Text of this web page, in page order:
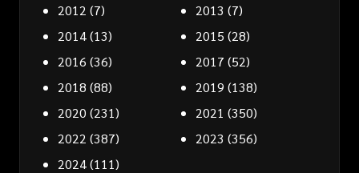
2012 (7) 2013 (7)
2014(13) 2015 (28)
2016 (36) 2017 (52)
2018 (88) 2019 (138)
2020 (231) 2021 (350)
2022 (387) 2023 (356)
2024(111)